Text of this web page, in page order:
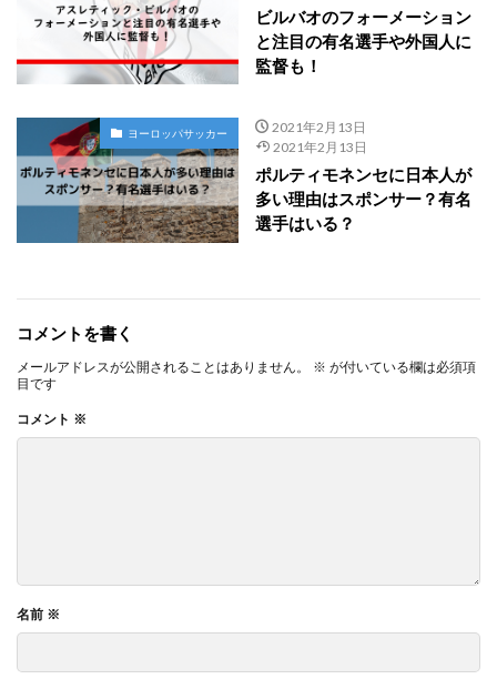
ビルバオのフォーメーション
と注目の有名選手や外国人に
監督も！
ヨーロッパサッカー
2021年2月13日
2021年2月13日
ポルティモネンセに日本人が
多い理由はスポンサー？有名
選手はいる？
コメントを書く
メールアドレスが公開されることはありません。 ※ が付いている欄は必須項
目です
コメント ※
名前 ※